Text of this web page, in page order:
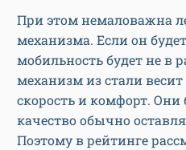
При этом немаловажна
механизма. Если он
мобильность будет не в
механизм из стали
скорость и комфорт.
качество обычно
Поэтому в рейтинге